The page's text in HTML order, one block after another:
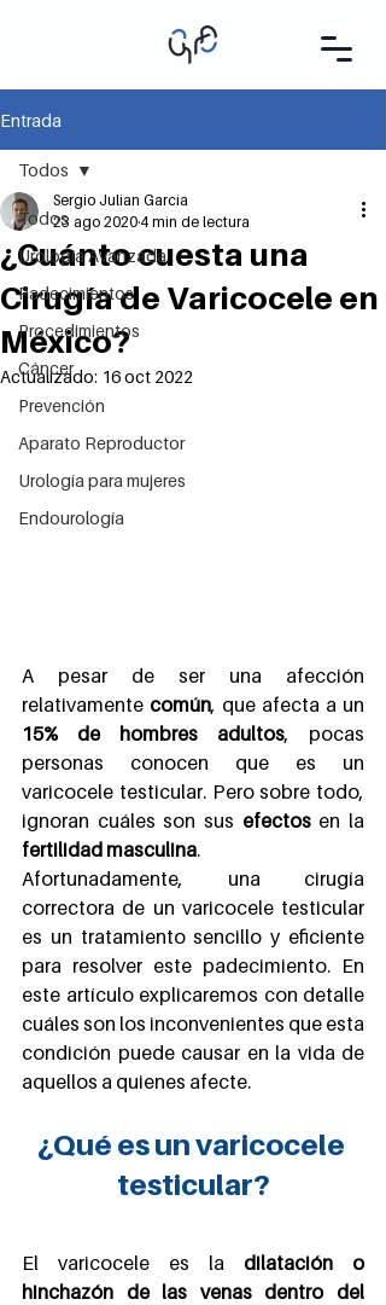
Entrada
Todos
Urología Avanzada
Padecimientos
Procedimientos
Cáncer
Prevención
Aparato Reproductor
Urología para mujeres
Endourología
Todos
¿Cuánto cuesta una
Cirugía de Varicocele en
México?
Sergio Julian Garcia
23 ago 20204 min de lectura
Actualizado: 16 oct 2022
A pesar de ser una afección
relativamente común
15% de hombres adultos, pocas
personas conocen que es un
varicocele testicular. Pero sobre todo,
ignoran cuáles son sus efectos
fertilidad masculina.
Afortunadamente, una cirugía
correctora de un varicocele testicular
es un tratamiento sencillo y eficiente
para resolver este padecimiento. En
este artículo explicaremos con detalle
cuáles son los inconvenientes que esta
condición puede causar en la vida de
aquellos a quienes afecte.
¿Qué es un varicocele
testicular?
El varicocele es la dilatación o
hinchazón de las venas dentro del